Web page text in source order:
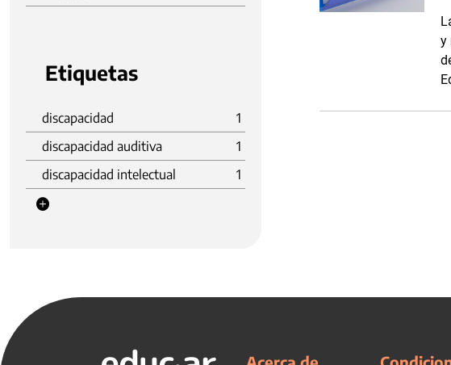
Etiquetas
discapacidad
1
discapacidad auditiva
1
discapacidad intelectual
1
y